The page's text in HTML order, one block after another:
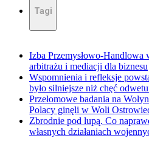
Tagi
Izba Przemysłowo-Handlowa
arbitrażu i mediacji dla biznesu
Wspomnienia i refleksje
było silniejsze niż chęć
Przełomowe badania na
Polacy ginęli w Woli
Zbrodnie pod lupą. Co
własnych działaniach